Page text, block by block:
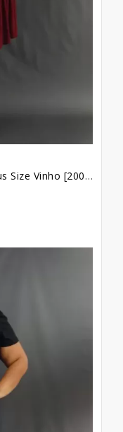
das
ser adotado
os ganhos
mesmo ser
financeiro
peças de
mesmo um
que
de roupas de
bem nesse
criação de
base no
facilitou
investir
como
Vestido Botões em Viscolycra Plus Size Vinho [2009153]